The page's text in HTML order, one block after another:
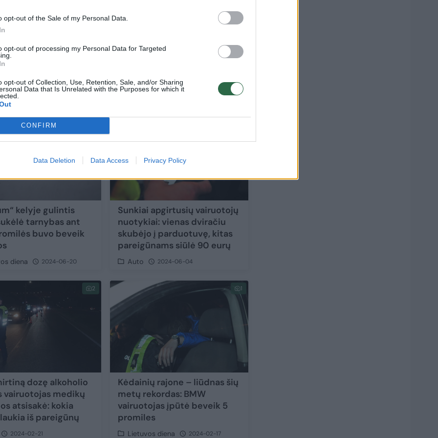
opt-out of the Sale of my Personal Data.
opt-out of processing my Personal Data for Targeted
opt-out of Collection, Use, Retention, Sale, and/or Sharing
Data that Is Unrelated with the Purposes for which it
CONFIRM
Data Deletion Data Access Privacy Policy
Per konfliktą Alytaus rajone nukentėjusiai
Lietuvos diena 2024-11-05
1
kelyje gulintis
tarnybas ant
buvo beveik
diena 2024-06-20
2
Sunkiai apgirtusių vairuotojų
nuotykiai: vienas dviračiu
skubėjo į parduotuvę, kitas
pareigūnams siūlė 90 eurų
Auto 2024-06-04
2
dozę alkoholio
vairuotojas medikų
atsisakė: kokia
iš pareigūnų
2024-02-21
1
Kėdainių rajone – liūdnas šių
metų rekordas: BMW
vairuotojas įpūtė beveik 5
promiles
Lietuvos diena 2024-02-17